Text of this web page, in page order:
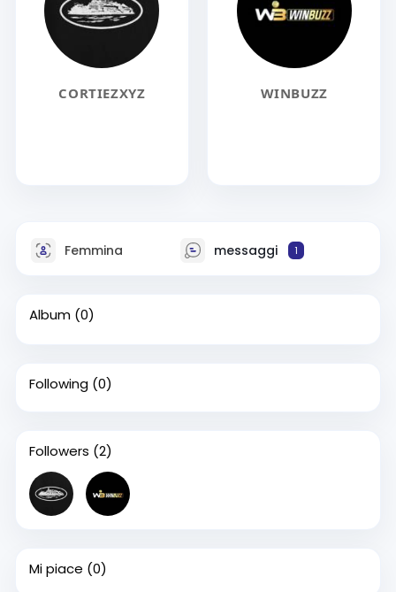
CORTIEZXYZ WINBUZZ
Femmina messaggi 1
Album (0)
Following (0)
Followers (2)
Mi piace (0)